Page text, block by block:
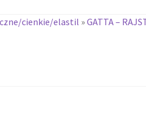
cienkie/elastil »GATTA –